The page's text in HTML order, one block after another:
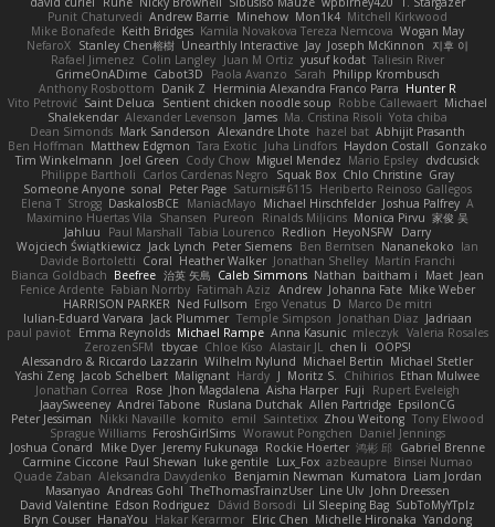
Punit Chaturvedi Andrew Barrie Minehow Mon1k4 Mitchell Kirkwood
Mike Bonafede Keith Bridges Kamila Novakova Tereza Nemcova Wogan May
NefaroX Stanley Chen榕樹 Unearthly Interactive Jay Joseph McKinnon
지후 이
Rafael Jimenez Colin Langley Juan M Ortiz yusuf kodat Taliesin River
GrimeOnADime Cabot3D Paola Avanzo Sarah Philipp Krombusch
Anthony Rosbottom Danik Z Herminia Alexandra Franco Parra Hunter R
Vito Petrović Saint Deluca Sentient chicken noodle soup Robbe Callewaert Michael
Shalekendar Alexander Levenson James Ma. Cristina Risoli Yota chiba
Dean Simonds Mark Sanderson Alexandre Lhote hazel bat Abhijit Prasanth
Ben Hoffman Matthew Edgmon Tara Exotic Juha Lindfors Haydon Costall Gonzako
Tim Winkelmann
Joel Green Cody Chow Miguel Mendez Mario Epsley dvdcusick
Philippe Bartholi Carlos Cardenas Negro Squak Box Chlo Christine Gray
Someone Anyone sonal Peter Page Saturnis#6115 Heriberto Reinoso Gallegos
Elena T Strogg DaskalosBCE ManiacMayo Michael Hirschfelder Joshua Palfrey A
Maximino Huertas Vila Shansen Pureon Rinalds Miļicins Monica Pirvu 家俊 吴
Jahluu
Paul Marshall Tabia Lourenco Redlion HeyoNSFW Darry
Wojciech Świątkiewicz Jack Lynch Peter Siemens Ben Berntsen Nananekoko Ian
Davide Bortoletti Coral Heather Walker Jonathan Shelley Martín Franchi
Bianca Goldbach Beefree 治英 矢島 Caleb Simmons Nathan baitham i Maet Jean
Fenice Ardente Fabian Norrby Fatimah Aziz Andrew Johanna Fate Mike Weber
HARRISON PARKER Ned Fullsom Ergo Venatus D Marco De mitri
Iulian-Eduard Varvara Jack Plummer Temple Simpson Jonathan Diaz Jadriaan
paul paviot Emma Reynolds Michael Rampe Anna Kasunic mleczyk Valeria Rosales
ZerozenSFM tbycae Chloe Kiso Alastair JL chen li
OOPS!
Alessandro & Riccardo Lazzarin Wilhelm Nylund Michael Bertin Michael Stetler
Yashi Zeng Jacob Schelbert Malignant Hardy J Moritz S. Chihirios Ethan Mulwee
Jonathan Correa
Rose Jhon Magdalena Aisha Harper Fuji
Rupert Eveleigh
JaaySweeney Andrei Tabone Ruslana Dutchak Allen Partridge EpsilonCG
Peter Jessiman
Nikki Navaille komito emil Saintetixx Zhou Weitong Tony Elwood
Sprague Williams FeroshGirlSims Worawut Pongchen Daniel Jennings
Joshua Conard
Mike Dyer Jeremy Fukunaga Rockie Hoerter 鸿彬 邱 Gabriel Brenne
Carmine Ciccone Paul Shewan luke gentile Lux_Fox azbeaupre Binsei Numao
Quade Zaban Aleksandra Davydenko Benjamin Newman Kumatora Liam Jordan
Masanyao Andreas Gohl TheThomasTrainzUser Line Ulv John Dreessen
David Valentine Edson Rodriguez Dávid Borsodi Lil Sleeping Bag SubToMyYTplz
Bryn Couser HanaYou Hakar Kerarmor Elric Chen Michelle Hironaka Yandong